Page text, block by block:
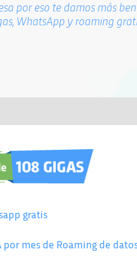
por eso te damos más
WhatsApp y roaming
gratis
por mes de Roaming de